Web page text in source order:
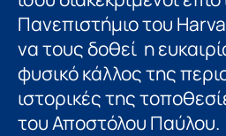
Πανεπιστήμιο του
να τους δοθεί η
φυσικό κάλλος της
ιστορικές της
του Αποστόλου Παύλου.